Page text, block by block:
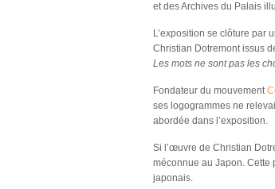
et des Archives du Palais
L’exposition se clôture par
Christian Dotremont issus
Les mots ne sont pas les
Fondateur du mouvement
ses logogrammes ne
abordée dans l’exposition.
Si l’œuvre de Christian
méconnue au Japon. Cette
japonais.